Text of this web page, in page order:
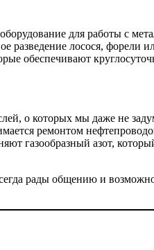
для работы с
лосося, форели
обеспечивают
о которых мы даже не
ремонтом
газообразный азот,
рады общению и